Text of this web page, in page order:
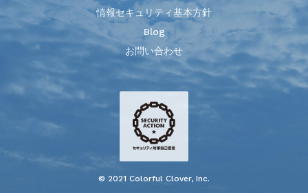
情報セキュリティ基本方針
Blog
お問い合わせ
© 2021 Colorful Clover, Inc.